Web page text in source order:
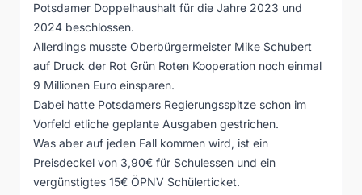
Potsdamer Doppelhaushalt für die Jahre 2023 und
2024 beschlossen.
Allerdings musste Oberbürgermeister Mike Schubert
auf Druck der Rot Grün Roten Kooperation noch einmal
9 Millionen Euro einsparen.
Dabei hatte Potsdamers Regierungsspitze schon im
Vorfeld etliche geplante Ausgaben gestrichen.
Was aber auf jeden Fall kommen wird, ist ein
Preisdeckel von 3,90€ für Schulessen und ein
vergünstigtes 15€ ÖPNV Schülerticket.